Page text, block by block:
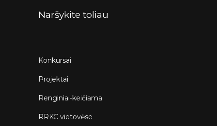
Naršykite toliau
Konkursai
Projektai
Renginiai-keičiama
RRKC vietovėse